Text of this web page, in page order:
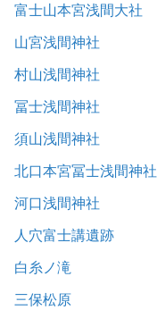
富士山本宮浅間大社
山宮浅間神社
村山浅間神社
冨士浅間神社
須山浅間神社
北口本宮冨士浅間神社
河口浅間神社
人穴富士講遺跡
白糸ノ滝
三保松原